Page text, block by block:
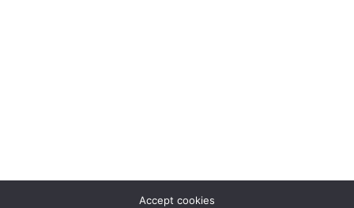
Accept cookies